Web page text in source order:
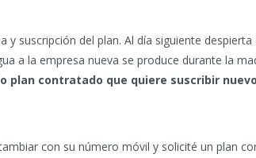
suscripción del plan. Al día siguiente
a la empresa nueva se produce durante la
plan contratado que quiere suscribir
con su número móvil y solicité un plan